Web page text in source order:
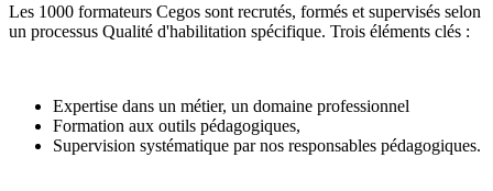
Les 1000 formateurs Cegos sont recrutés, formés et supervisés selon
un processus Qualité d'habilitation spécifique. Trois éléments clés :
Expertise dans un métier, un domaine professionnel
Formation aux outils pédagogiques,
Supervision systématique par nos responsables pédagogiques.